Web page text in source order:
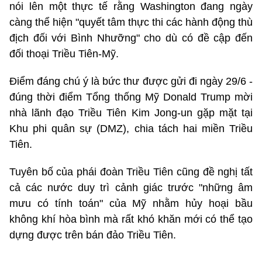
nói lên một thực tế rằng Washington đang ngày
càng thể hiện "quyết tâm thực thi các hành động thù
địch đối với Bình Nhưỡng" cho dù có đề cập đến
đối thoại Triều Tiên-Mỹ.
Điểm đáng chú ý là bức thư được gửi đi ngày 29/6 -
đúng thời điểm Tổng thống Mỹ Donald Trump mời
nhà lãnh đạo Triều Tiên Kim Jong-un gặp mặt tại
Khu phi quân sự (DMZ), chia tách hai miền Triều
Tiên.
Tuyên bố của phái đoàn Triều Tiên cũng đề nghị tất
cả các nước duy trì cảnh giác trước "những âm
mưu có tính toán" của Mỹ nhằm hủy hoại bầu
không khí hòa bình mà rất khó khăn mới có thể tạo
dựng được trên bán đảo Triều Tiên.